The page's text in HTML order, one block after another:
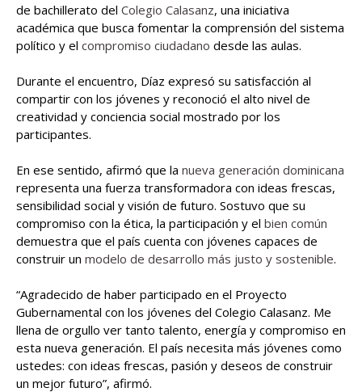
de bachillerato del Colegio Calasanz, una iniciativa
académica que busca fomentar la comprensión del sistema
político y el compromiso ciudadano desde las aulas.
Durante el encuentro, Díaz expresó su satisfacción al
compartir con los jóvenes y reconoció el alto nivel de
creatividad y conciencia social mostrado por los
participantes.
En ese sentido, afirmó que la nueva generación dominicana
representa una fuerza transformadora con ideas frescas,
sensibilidad social y visión de futuro. Sostuvo que su
compromiso con la ética, la participación y el bien común
demuestra que el país cuenta con jóvenes capaces de
construir un modelo de desarrollo más justo y sostenible.
“Agradecido de haber participado en el Proyecto
Gubernamental con los jóvenes del Colegio Calasanz. Me
llena de orgullo ver tanto talento, energía y compromiso en
esta nueva generación. El país necesita más jóvenes como
ustedes: con ideas frescas, pasión y deseos de construir
un mejor futuro”, afirmó.